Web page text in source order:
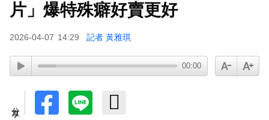
片」爆特殊癖好賣更好
2026-04-07 14:29 記者 黃雅琪
00:00